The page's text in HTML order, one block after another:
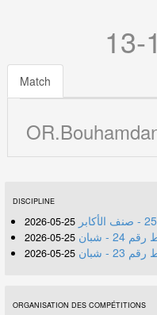
13-
Match
DISCIPLINE
25-05-2026
- شبان 25-05-2026
- شبان 25-05-2026
ORGANISATION DES COMPÉTITIONS